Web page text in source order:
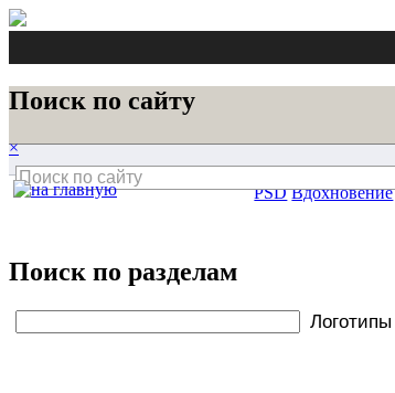
Поиск по сайту
×
Поиск по разделам
PSD Вдохновение